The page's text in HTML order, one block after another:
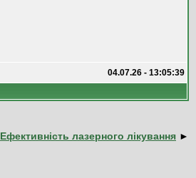
04.07.26 - 13:05:39
Ефективність лазерного лікування ►